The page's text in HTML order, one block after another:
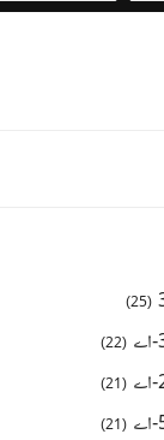
(
25
)
(
22
)
(
21
)
(
21
)